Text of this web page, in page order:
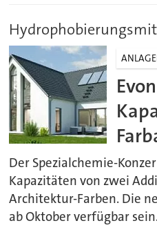
Der Spezialchemie-
Kapazitäten von zwei
Architektur-Farben. Die
ab Oktober verfügbar